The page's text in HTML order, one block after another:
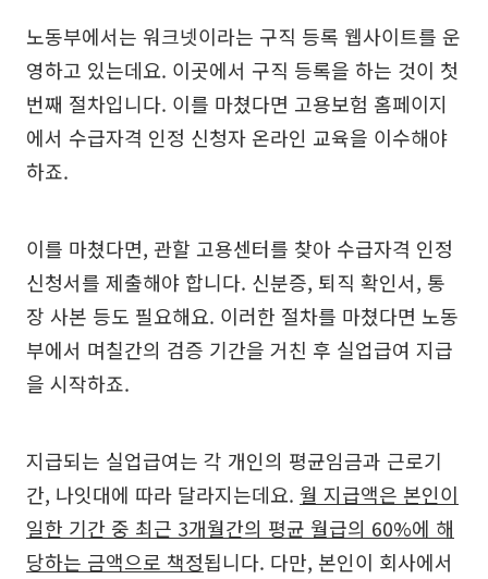
노동부에서는 워크넷이라는 구직 등록 웹사이트를 운
영하고 있는데요. 이곳에서 구직 등록을 하는 것이 첫
번째 절차입니다. 이를 마쳤다면 고용보험 홈페이지
에서 수급자격 인정 신청자 온라인 교육을 이수해야
하죠.
이를 마쳤다면, 관할 고용센터를 찾아 수급자격 인정
신청서를 제출해야 합니다. 신분증, 퇴직 확인서, 통
장 사본 등도 필요해요. 이러한 절차를 마쳤다면 노동
부에서 며칠간의 검증 기간을 거친 후 실업급여 지급
을 시작하죠.
지급되는 실업급여는 각 개인의 평균임금과 근로기
간, 나잇대에 따라 달라지는데요. 월 지급액은 본인이
일한 기간 중 최근 3개월간의 평균 월급의 60%에 해
당하는 금액으로 책정됩니다. 다만, 본인이 회사에서